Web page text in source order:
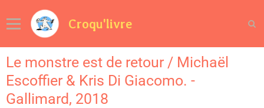
Croqu'livre
Le monstre est de retour / Michaël
Escoffier & Kris Di Giacomo. -
Gallimard, 2018